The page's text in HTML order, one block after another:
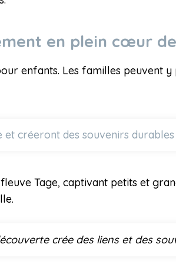
en plein cœur
enfants. Les familles peuvent
et créeront des souvenirs durables
Tage, captivant petits et
crée des liens et des